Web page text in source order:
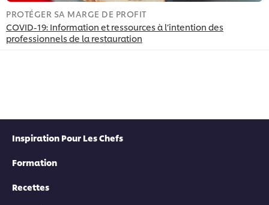
PROTÉGER SA MARGE DE PROFIT
COVID-19: Information et ressources à l’intention des
professionnels de la restauration
Inspiration Pour Les Chefs
Formation
Recettes